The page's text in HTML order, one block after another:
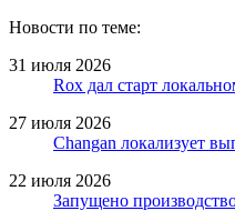
Новости по теме:
31 июля 2026
Rox дал старт
27 июля 2026
Changan локализует
22 июля 2026
Запущено